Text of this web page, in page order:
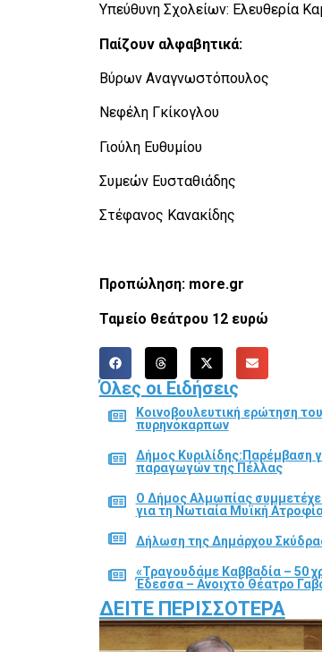
Υπεύθυνη Σχολείων: Ελευθερία
Παίζουν αλφαβητικά:
Βύρων Αναγνωστόπουλος
Νεφέλη Γκίκογλου
Γιούλη Ευθυμίου
Συμεών Ευσταθιάδης
Στέφανος Κανακίδης
Προπώληση: more.gr
Ταμείο θεάτρου 12 ευρώ
Όλες οι Ειδήσεις
Κοινοβουλευτική ερώτηση
πυρηνόκαρπων
Δήμος Κυριλίδης:Παρέμβαση
παραγωγών της Πέλλας
Ο Δήμος Αλμωπίας
για τη Νωτιαία Μυϊκή
Δήλωση της Δημάρχου
«Τραγουδάμε Καββαδία – 50
Έδεσσα – Ανοιχτό Θέατρο
ΔΕΊΤΕ ΠΕΡΙΣΣΌΤΕΡΑ